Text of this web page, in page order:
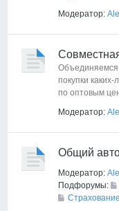
Модератор:
Объединяемся
покупки
по оптовым
Модератор:
Общий
Модератор:
Подфорумы: